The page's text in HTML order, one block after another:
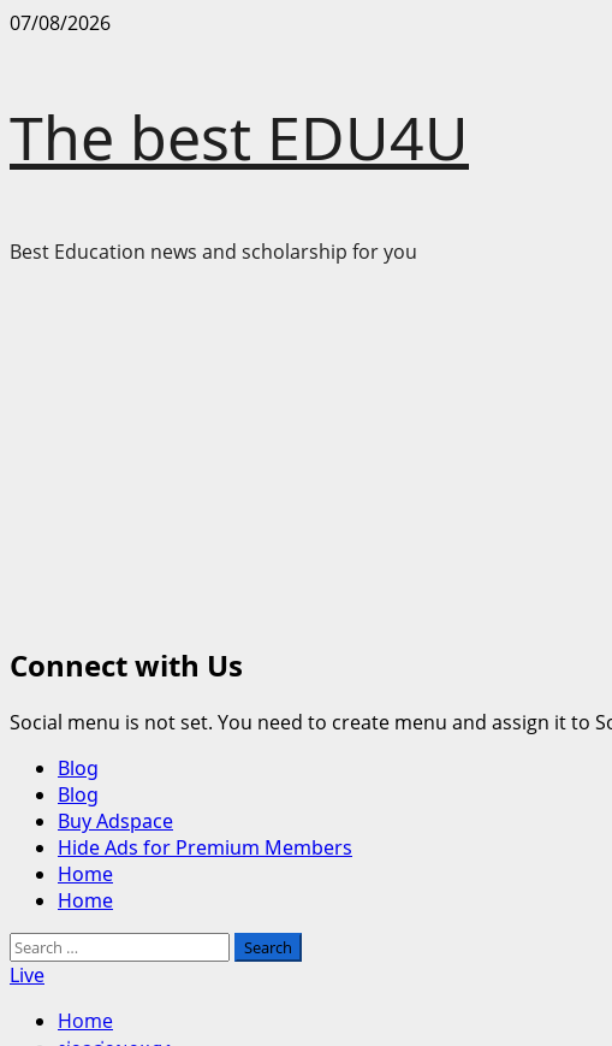
Skip
07/08/2026
The best EDU4U
Best Education news and scholarship for you
Connect with Us
Social menu is not set. You need to create menu and assign it to
Primary
Menu
Blog
Blog
Buy Adspace
Hide Ads for Premium Members
Home
Home
Search
for:
Live
Home